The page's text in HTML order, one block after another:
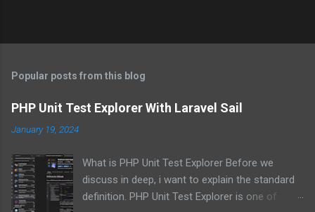
Popular posts from this blog
PHP Unit Test Explorer With Laravel Sail
January 19, 2024
What is PHP Unit Test Explorer Before we
discuss in deep, i want to explain the standard
definition. PHP Unit Test Explorer is one of